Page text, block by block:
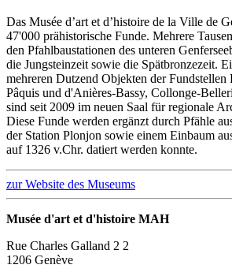
Das Musée d’art et d’histoire de la Ville de
47'000 prähistorische Funde. Mehrere
den Pfahlbaustationen des unteren
die Jungsteinzeit sowie die Spätbronzezeit.
mehreren Dutzend Objekten der
Pâquis und d'Anières-Bassy, Collonge-
sind seit 2009 im neuen Saal für regionale
Diese Funde werden ergänzt durch Pfähle
der Station Plonjon sowie einem Einbaum
auf 1326 v.Chr. datiert werden konnte.
zur Website des Museums
Musée d'art et d'histoire MAH
Rue Charles Galland 2 2
1206 Genève